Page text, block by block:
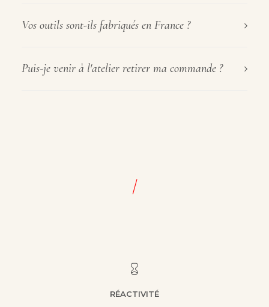
Vos outils sont-ils fabriqués en France ?
Puis-je venir à l'atelier retirer ma commande ?
/
RÉACTIVITÉ